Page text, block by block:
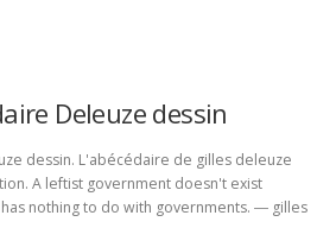
Deleuze dessin
dessin. L'abécédaire de gilles deleuze
A leftist government doesn't exist
nothing to do with governments. ― gilles